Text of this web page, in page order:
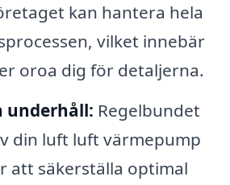
kan hantera hela
vilket innebär
oroa dig för detaljerna.
underhåll: Regelbundet
din luft luft värmepump
att säkerställa optimal